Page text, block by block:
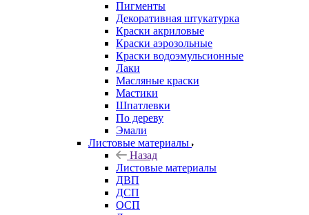
Пигменты
Декоративная штукатурка
Краски акриловые
Краски аэрозольные
Краски водоэмульсионные
Лаки
Масляные краски
Мастики
Шпатлевки
По дереву
Эмали
Листовые материалы
Назад
Листовые материалы
ДВП
ДСП
ОСП